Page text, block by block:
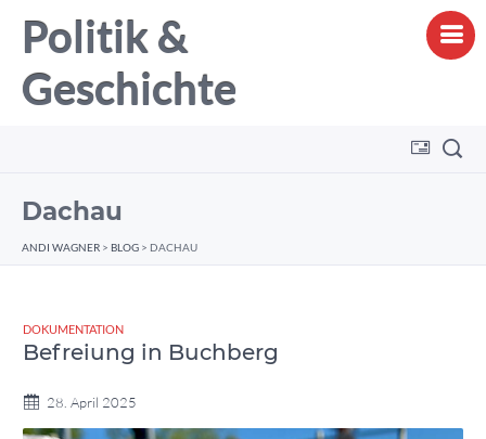
Politik &
Geschichte
Dachau
ANDI WAGNER > BLOG > DACHAU
DOKUMENTATION
Befreiung in Buchberg
28. April 2025